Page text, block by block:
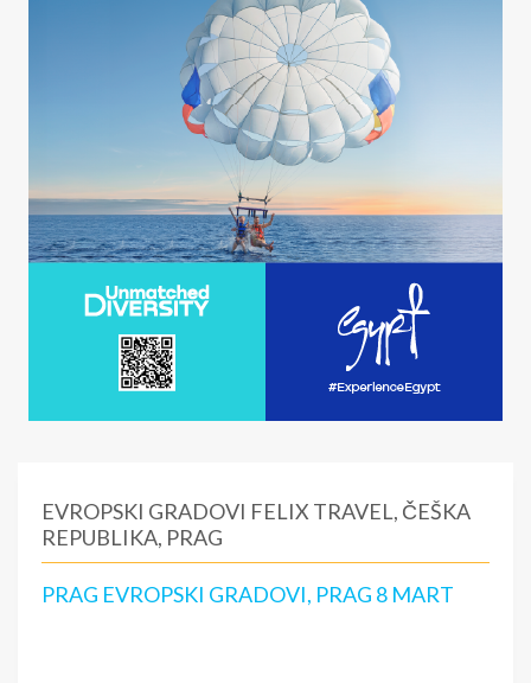
EVROPSKI GRADOVI FELIX TRAVEL, ČEŠKA
REPUBLIKA, PRAG
PRAG EVROPSKI GRADOVI, PRAG 8 MART